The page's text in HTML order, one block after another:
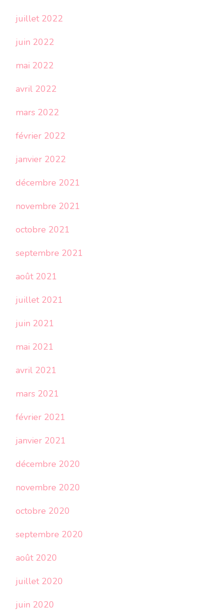
juillet 2022
juin 2022
mai 2022
avril 2022
mars 2022
février 2022
janvier 2022
décembre 2021
novembre 2021
octobre 2021
septembre 2021
août 2021
juillet 2021
juin 2021
mai 2021
avril 2021
mars 2021
février 2021
janvier 2021
décembre 2020
novembre 2020
octobre 2020
septembre 2020
août 2020
juillet 2020
juin 2020